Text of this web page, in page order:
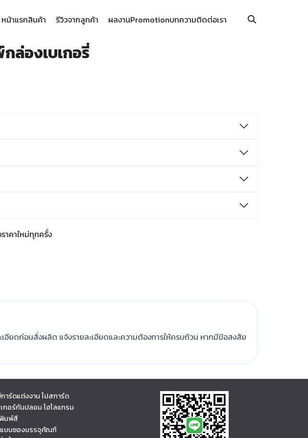
หน้าแรกสินค้า รีวิวจากลูกค้า ผลงานPromotionบทความติดต่อเรา
ล่องเบเกอรี่
าคาใหม่ทุกครั้ง
อียดก่อนสั่งผลิต แจ้งรายละเอียดและความต้องการให้ครบถ้วน หากมีข้อสงสัย
าร์ดแต่งงาน โปสการ์ด
กอร์กันปลอม โฮโลแกรม
มพ์สี
บบซองบรรจุภัณฑ์